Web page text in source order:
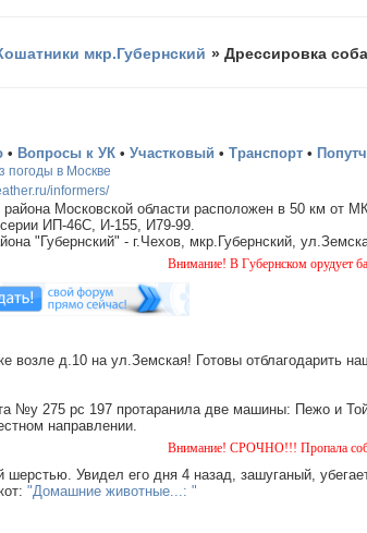
мкр.Губернский »Дрессировка
• Вопросы к УК • Участковый • Транспорт •
погоды в Москве
informers/
Московской области расположен в 50 км от
ИП-46С, И-155, И79-99.
"Губернский" - г.Чехов, мкр.Губернский,
Внимание! В Губернском орудует банда
возле д.10 на ул.Земская! Готовы отблагодарить
275 рс 197 протаранила две машины: Пежо и
направлении.
Внимание! СРОЧНО!!! Пропала собака чёрная с
Увидел его дня 4 назад, зашуганый,
"Домашние животные...: "